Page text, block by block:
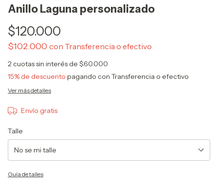
Anillo Laguna personalizado
$120.000
$102.000 con Transferencia o efectivo
2cuotas sin interés de $60.000
15% de descuento pagando con Transferencia o efectivo
Ver más detalles
Envío gratis
Talle
Guía de talles